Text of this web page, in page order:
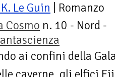
Le Guin | Romanzo
Cosmo n. 10 - Nord -
ai confini della